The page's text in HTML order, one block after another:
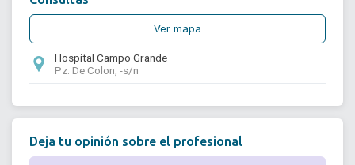
Ver mapa
Hospital Campo Grande
Pz. De Colon, -s/n
Deja tu opinión sobre el profesional